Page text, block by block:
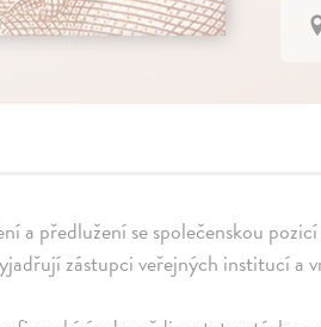
a předlužení se společenskou
zástupci veřejných institucí a